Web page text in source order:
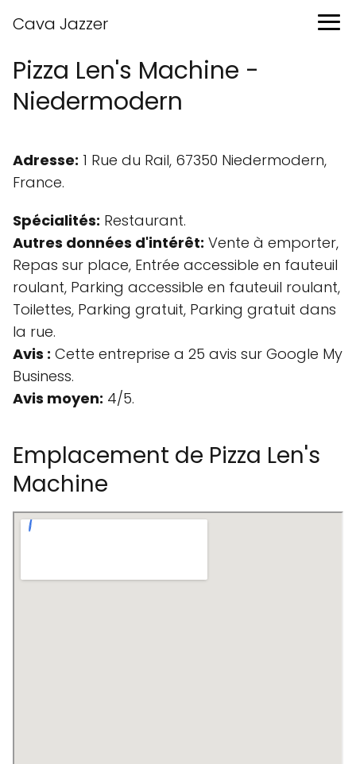
Cava Jazzer
Pizza Len's Machine -
Niedermodern
Adresse: 1 Rue du Rail, 67350 Niedermodern,
France.
Spécialités: Restaurant.
Autres données d'intérêt: Vente à emporter,
Repas sur place, Entrée accessible en fauteuil
roulant, Parking accessible en fauteuil roulant,
Toilettes, Parking gratuit, Parking gratuit dans
la rue.
Avis : Cette entreprise a 25 avis sur Google My
Business.
Avis moyen: 4/5.
Emplacement de Pizza Len's
Machine